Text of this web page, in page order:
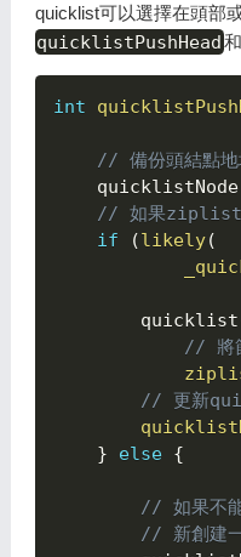
quicklist可以選擇在頭部
quicklistPushHead和
int
// 備份頭結點地
    quicklistNode
// 如果ziplist
if
(likely(
        quicklist
// 將
// 更新
}
else {
// 如果不
// 新創建